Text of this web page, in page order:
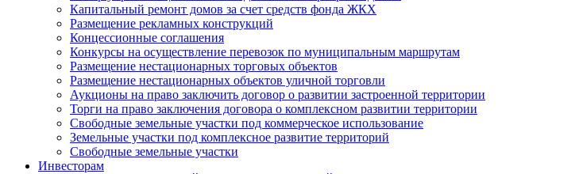
Капитальный ремонт домов за счет средств фонда ЖКХ
Размещение рекламных конструкций
Концессионные соглашения
Конкурсы на осуществление перевозок по муниципальным маршрутам
Размещение нестационарных торговых объектов
Размещение нестационарных объектов уличной торговли
Аукционы на право заключить договор о развитии застроенной территории
Торги на право заключения договора о комплексном развитии территории
Свободные земельные участки под коммерческое использование
Земельные участки под комплексное развитие территорий
Свободные земельные участки
Инвесторам